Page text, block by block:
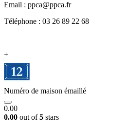
Email : ppca@ppca.fr
Téléphone : 03 26 89 22 68
+
Numéro de maison émaillé
0.00
0.00 out of5 stars